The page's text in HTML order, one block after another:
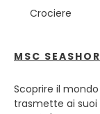
Crociere
MSC
Scoprire il
trasmette ai suoi
dello Stato,
Spagna per